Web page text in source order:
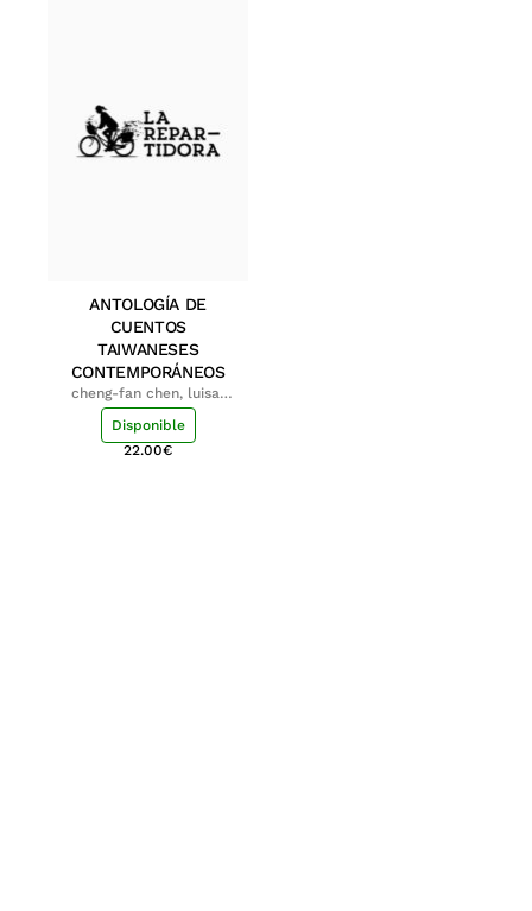
ANTOLOGÍA DE
CUENTOS
TAIWANESES
CONTEMPORÁNEOS
cheng-fan chen, luisa;
shu-ying chang, luisa
Disponible
22.00€